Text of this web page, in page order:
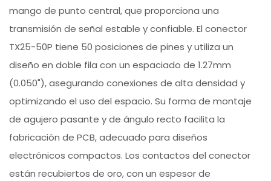
mango de punto central, que proporciona una
transmisión de señal estable y confiable. El conector
TX25-50P tiene 50 posiciones de pines y utiliza un
diseño en doble fila con un espaciado de 1.27mm
(0.050"), asegurando conexiones de alta densidad y
optimizando el uso del espacio. Su forma de montaje
de agujero pasante y de ángulo recto facilita la
fabricación de PCB, adecuado para diseños
electrónicos compactos. Los contactos del conector
están recubiertos de oro, con un espesor de